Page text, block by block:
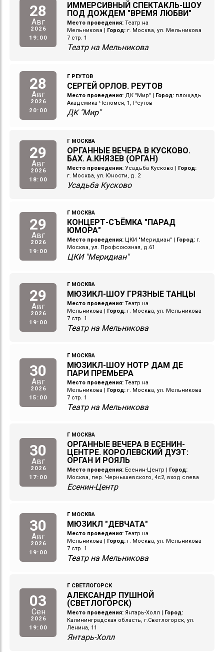
28
Авг
2026
19:00
ИММЕРСИВНЫЙ СПЕКТАКЛЬ-ШОУ
ПОД ДОЖДЕМ "ВРЕМЯ ЛЮБВИ"
Место проведения: Театр на
Мельникова
Город: г. Москва, ул. Мельникова
7 стр. 1
Театр на Мельникова
28
Авг
2026
20:00
Г РЕУТОВ
СЕРГЕЙ ОРЛОВ. РЕУТОВ
Место проведения: ДК "Мир" | Город: площадь
Академика Челомея, 1, Реутов
ДК "Мир"
29
Авг
2026
18:00
Г МОСКВА
ОРГАННЫЕ ВЕЧЕРА В КУСКОВО.
БАХ. А.КНЯЗЕВ (ОРГАН)
Место проведения: Усадьба Кусково
Город:
г. Москва, ул. Юности, д. 2
Усадьба Кусково
29
Авг
2026
19:00
Г МОСКВА
КОНЦЕРТ-СЪЁМКА "ПАРАД
ЮМОРА"
Место проведения: ЦКИ "Меридиан" Город: г.
Москва, ул. Профсоюзная, д.61
ЦКИ "Меридиан"
29
Авг
2026
19:00
Г МОСКВА
МЮЗИКЛ-ШОУ ГРЯЗНЫЕ ТАНЦЫ
Место проведения: Театр на
Мельникова
Город: г. Москва, ул. Мельникова
7 стр. 1
Театр на Мельникова
30
Авг
2026
15:00
Г МОСКВА
МЮЗИКЛ-ШОУ НОТР ДАМ ДЕ
ПАРИ ПРЕМЬЕРА
Место проведения: Театр на
Мельникова
Город: г. Москва, ул. Мельникова
7 стр. 1
Театр на Мельникова
30
Авг
2026
17:00
Г МОСКВА
ОРГАННЫЕ ВЕЧЕРА В ЕСЕНИН-
ЦЕНТРЕ. КОРОЛЕВСКИЙ ДУЭТ:
ОРГАН И РОЯЛЬ
Место проведения: Есенин-Центр
Город:
Москва, пер. Чернышевского, 4с2, вход слева
Есенин-Центр
30
Авг
2026
19:00
Г МОСКВА
МЮЗИКЛ "ДЕВЧАТА"
Место проведения: Театр на
Мельникова
Город: г. Москва, ул. Мельникова
7 стр. 1
Театр на Мельникова
03
Сен
2026
19:00
Г СВЕТЛОГОРСК
АЛЕКСАНДР ПУШНОЙ
(СВЕТЛОГОРСК)
Место проведения: Янтарь-Холл
Город:
Калининградская область, г.Светлогорск, ул.
Ленина, 11
Янтарь-Холл